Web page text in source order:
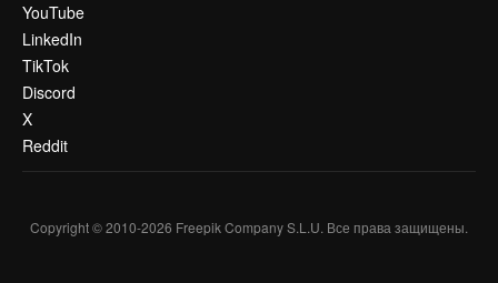
YouTube
LinkedIn
TikTok
Discord
X
Reddit
Copyright © 2010-2026 Freepik Company S.L.U. Все права защищены.